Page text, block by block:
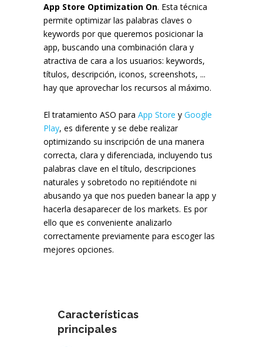
App Store Optimization On. Esta técnica
permite optimizar las palabras claves o
keywords por que queremos posicionar la
app, buscando una combinación clara y
atractiva de cara a los usuarios: keywords,
títulos, descripción, iconos, screenshots, ...
hay que aprovechar los recursos al máximo.
El tratamiento ASO para App Store y Google
Play, es diferente y se debe realizar
optimizando su inscripción de una manera
correcta, clara y diferenciada, incluyendo tus
palabras clave en el título, descripciones
naturales y sobretodo no repitiéndote ni
abusando ya que nos pueden banear la app y
hacerla desaparecer de los markets. Es por
ello que es conveniente analizarlo
correctamente previamente para escoger las
mejores opciones.
Características
principales